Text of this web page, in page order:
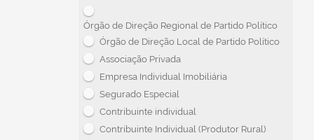
Órgão de Direção Regional de Partido Político
Órgão de Direção Local de Partido Político
Associação Privada
Empresa Individual Imobiliária
Segurado Especial
Contribuinte individual
Contribuinte Individual (Produtor Rural)